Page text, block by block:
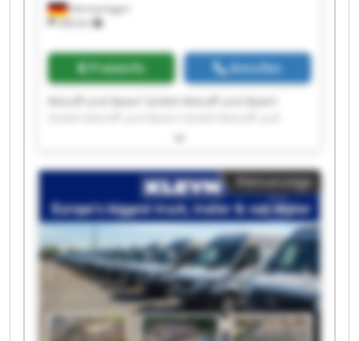
Hermaringen
340 km
Preisinfo Anrufen
Moroff und Baierl GmbH Moroff und Baierl
Baierl GmbH Moroff und Baierl GmbH Moroff
Moroff und Baierl GmbH Moroff und Baierl
GmbH Moroff und Baierl GmbH Moroff und
Baierl GmbH Moroff und Baierl GmbH Moroff
und Baierl GmbH Moroff und Baierl GmbH
Moroff und Baierl GmbH Moroff und Baierl
GmbH Moroff und Baierl GmbH Moroff und
Baierl GmbH Moroff und Baierl GmbH Moroff
und Baierl GmbH
Kleinanzeige